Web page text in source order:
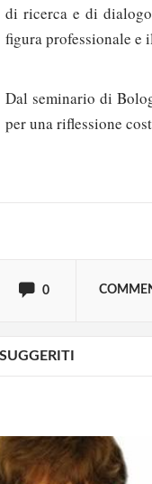
di ricerca e di
figura professionale e
Dal seminario di
per una riflessione
0
gli utenti